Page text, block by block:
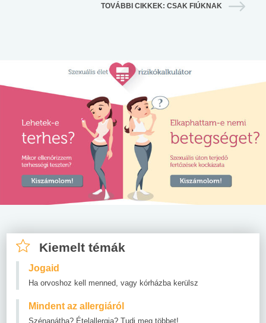
TOVÁBBI CIKKEK: CSAK FIÚKNAK
Kiemelt témák
Jogaid
Ha orvoshoz kell menned, vagy kórházba kerülsz
Mindent az allergiáról
Szénanátha? Ételallergia? Tudj meg többet!